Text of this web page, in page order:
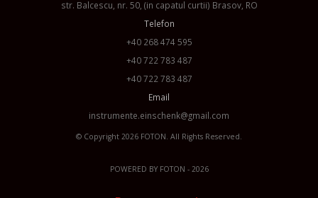
str. Balcescu, nr. 50, (in capatul curtii) Brasov, RO
Telefon
+40 268 474 595
+40 722 783 487
+40 722 783 487
Email
instrumente.einschenk@gmail.com
© Copyright 2026 FOTON. All Rights Reserved.
POWERED BY FOTON - 2026